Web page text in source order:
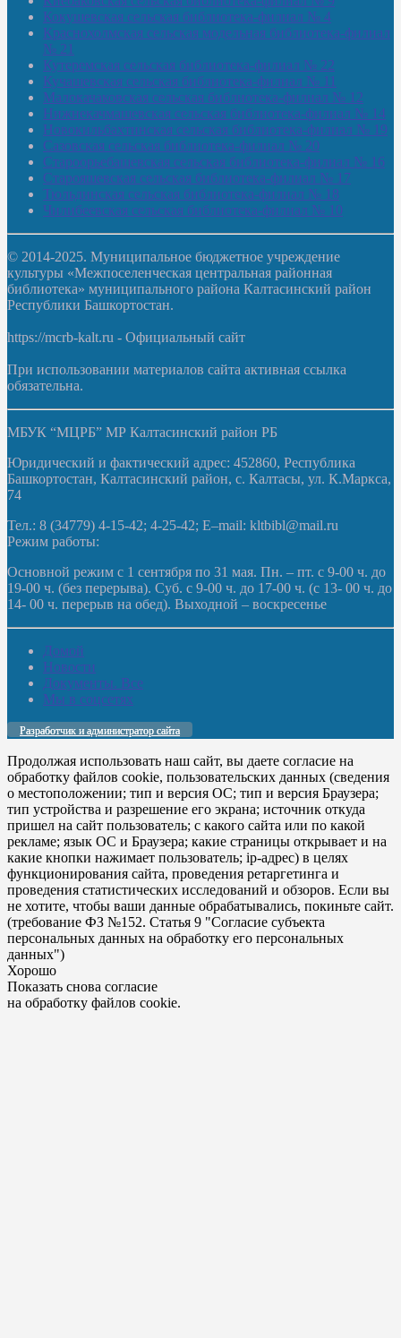
Кокушевская сельская библиотека-филиал № 4
Краснохолмская сельская модельная библиотека-филиал
№ 21
Кутеремская сельская библиотека-филиал № 22
Кучашевская сельская библиотека-филиал № 11
Малокачаковская сельская библиотека-филиал № 12
Нижнекачмашевская сельская библиотека-филиал № 14
Новокильбахтинская сельская библиотека-филиал № 19
Сазовская сельская библиотека-филиал № 20
Староорьебашевская сельская библиотека-филиал № 16
Старояшевская сельская библиотека-филиал № 17
Тюльдинская сельская библиотека-филиал № 18
Чилибеевская сельская библиотека-филиал № 10
© 2014-2025. Муниципальное бюджетное учреждение
культуры «Межпоселенческая центральная районная
библиотека» муниципального района Калтасинский район
Республики Башкортостан.
https://mcrb-kalt.ru - Официальный сайт
При использовании материалов сайта активная ссылка
обязательна.
МБУК “МЦРБ” МР Калтасинский район РБ
Юридический и фактический адрес: 452860, Республика
Башкортостан, Калтасинский район, с. Калтасы, ул. К.Маркса,
74
Тел.: 8 (34779) 4-15-42; 4-25-42; E–mail: kltbibl@mail.ru
Режим работы:
Основной режим с 1 сентября по 31 мая. Пн. – пт. с 9-00 ч. до
19-00 ч. (без перерыва). Суб. с 9-00 ч. до 17-00 ч. (с 13- 00 ч. до
14- 00 ч. перерыв на обед). Выходной – воскресенье
Домой
Новости
Документы. Все
Мы в соцсетях
Разработчик и администратор сайта
Продолжая использовать наш сайт, вы даете согласие на
обработку файлов cookie, пользовательских данных (сведения
о местоположении; тип и версия ОС; тип и версия Браузера;
тип устройства и разрешение его экрана; источник откуда
пришел на сайт пользователь; с какого сайта или по какой
рекламе; язык ОС и Браузера; какие страницы открывает и на
какие кнопки нажимает пользователь; ip-адрес) в целях
функционирования сайта, проведения ретаргетинга и
проведения статистических исследований и обзоров. Если вы
не хотите, чтобы ваши данные обрабатывались, покиньте сайт.
(требование ФЗ №152. Статья 9 "Согласие субъекта
персональных данных на обработку его персональных
данных")
Хорошо
Показать снова согласие
на обработку файлов cookie.